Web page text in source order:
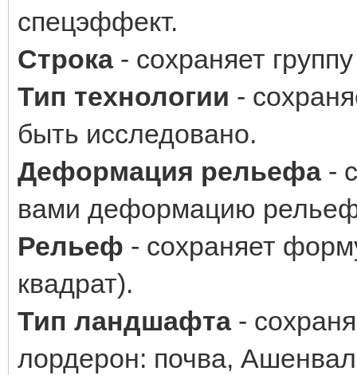
спецэффект.
Строка- сохраняет
Тип технологии -
быть исследовано.
Деформация рельефа-
вами деформацию
Рельеф - сохраняет
квадрат).
Тип ландшафта-
лордерон: почва,